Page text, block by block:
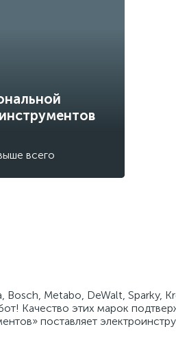
всего
Metabo, DeWalt, Sparky,
Качество этих марок
поставляет